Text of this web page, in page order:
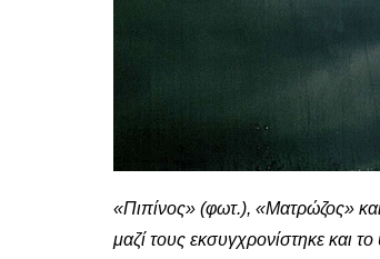
«Πιπίνος» (φωτ.), «Ματρώζος»
μαζί τους εκσυγχρονίστηκε και